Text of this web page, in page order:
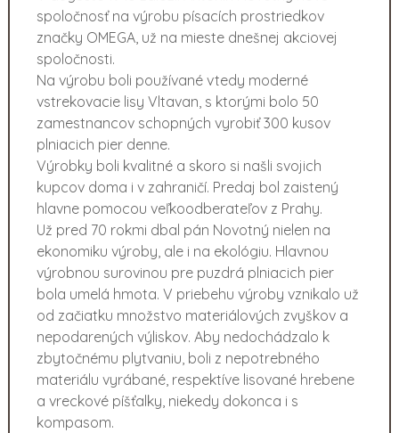
spoločnosť na výrobu písacích prostriedkov
značky OMEGA, už na mieste dnešnej akciovej
spoločnosti.
Na výrobu boli používané vtedy moderné
vstrekovacie lisy Vltavan, s ktorými bolo 50
zamestnancov schopných vyrobiť 300 kusov
plniacich pier denne.
Výrobky boli kvalitné a skoro si našli svojich
kupcov doma i v zahraničí. Predaj bol zaistený
hlavne pomocou veľkoodberateľov z Prahy.
Už pred 70 rokmi dbal pán Novotný nielen na
ekonomiku výroby, ale i na ekológiu. Hlavnou
výrobnou surovinou pre puzdrá plniacich pier
bola umelá hmota. V priebehu výroby vznikalo už
od začiatku množstvo materiálových zvyškov a
nepodarených výliskov. Aby nedochádzalo k
zbytočnému plytvaniu, boli z nepotrebného
materiálu vyrábané, respektíve lisované hrebene
a vreckové píšťalky, niekedy dokonca i s
kompasom.